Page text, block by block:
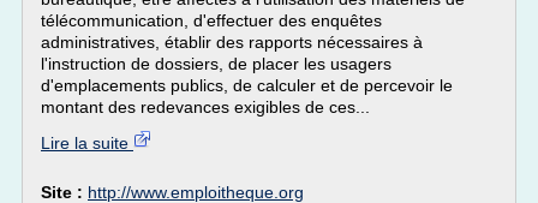
télécommunication, d'effectuer des enquêtes
administratives, établir des rapports nécessaires à
l'instruction de dossiers, de placer les usagers
d'emplacements publics, de calculer et de percevoir le
montant des redevances exigibles de ces...
Lire la suite
Site : http://www.emploitheque.org